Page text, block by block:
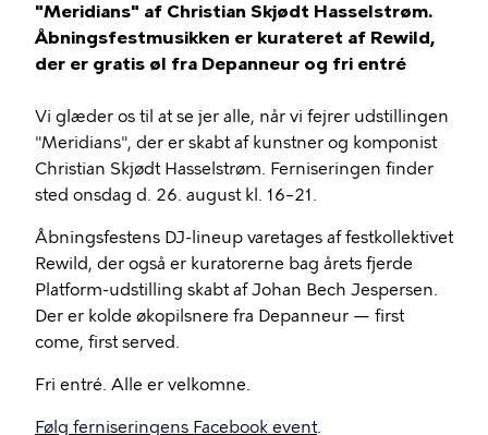
"Meridians" af Christian Skjødt Hasselstrøm.
Åbningsfestmusikken er kurateret af Rewild,
der er gratis øl fra Depanneur og fri entré
Vi glæder os til at se jer alle, når vi fejrer udstillingen
"Meridians", der er skabt af kunstner og komponist
Christian Skjødt Hasselstrøm. Ferniseringen finder
sted onsdag d. 26. august kl. 16–21.
Åbningsfestens DJ-lineup varetages af festkollektivet
Rewild, der også er kuratorerne bag årets fjerde
Platform-udstilling skabt af Johan Bech Jespersen.
Der er kolde økopilsnere fra Depanneur — first
come, first served.
Fri entré. Alle er velkomne.
Følg ferniseringens Facebook event.